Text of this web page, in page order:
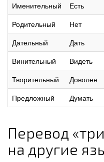
Именительный
Есть
Родительный
Нет
Дательный
Дать
Винительный
Видеть
Творительный
Доволен
Предложный
Думать
Перевод
на другие